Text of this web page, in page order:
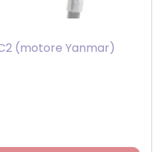
(motore Yanmar)